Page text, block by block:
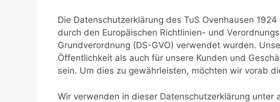
Die Datenschutzerklärung des TuS Ovenhausen
durch den Europäischen Richtlinien- und
Grundverordnung (DS-GVO) verwendet wurden.
Öffentlichkeit als auch für unsere Kunden und
sein. Um dies zu gewährleisten, möchten wir vorab
Wir verwenden in dieser Datenschutzerklärung unter